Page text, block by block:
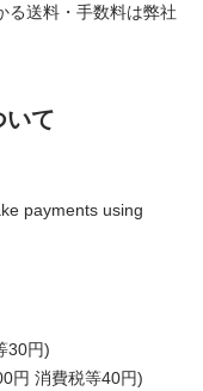
る送料・手数料は弊社
いて
payments using
30円)
円 消費税等40円)